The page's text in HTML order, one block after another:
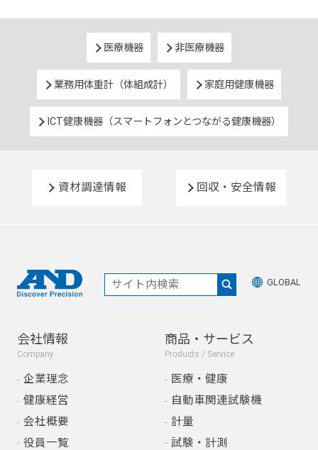
医療機器 非医療機器
業務用体重計（体組成計） 家庭用健康機器
ICT健康機器（スマートフォンとつながる健康機器）
資材調達情報 回収・安全情報
GLOBAL
会社情報
Company
企業理念
健康経営
会社概要
役員一覧
商品・サービス
Products / Service
医療・健康
自動車関連試験機
計量
試験・計測